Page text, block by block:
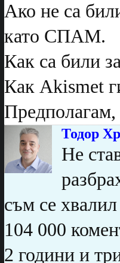
Ако не са
като СПАМ.
Как са били
Как Akismet
Предполагам,
Тодор
Не
съм се
104 000
2 години и